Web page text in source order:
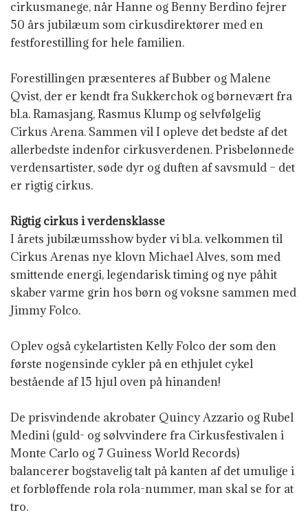
cirkusmanege, når Hanne og Benny Berdino fejrer
50 års jubilæum som cirkusdirektører med en
festforestilling for hele familien.
Forestillingen præsenteres af Bubber og Malene
Qvist, der er kendt fra Sukkerchok og børnevært fra
bl.a. Ramasjang, Rasmus Klump og selvfølgelig
Cirkus Arena. Sammen vil I opleve det bedste af det
allerbedste indenfor cirkusverdenen. Prisbelønnede
verdensartister, søde dyr og duften af savsmuld – det
er rigtig cirkus.
Rigtig cirkus i verdensklasse
I årets jubilæumsshowbyder vi bl.a. velkommen til
Cirkus Arenas nye klovn Michael Alves, som med
smittende energi, legendarisk timing og nye påhit
skaber varme grin hos børn og voksne sammen med
Jimmy Folco.
Oplev også cykelartisten Kelly Folco der som den
første nogensinde cykler på en ethjulet cykel
bestående af 15 hjul oven på hinanden!
De prisvindende akrobater Quincy Azzario og Rubel
Medini (guld- og sølvvindere fra Cirkusfestivalen i
Monte Carlo og 7 Guiness World Records)
balancerer bogstavelig talt på kanten af det umulige i
et forbløffende rola rola-nummer, man skal se for at
tro.